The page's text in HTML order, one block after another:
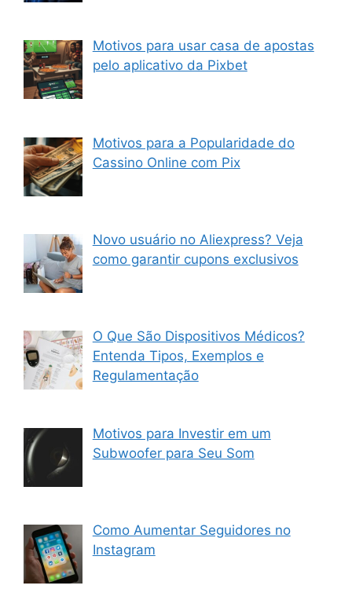
Motivos para usar casa de apostas
pelo aplicativo da Pixbet
Motivos para a Popularidade do
Cassino Online com Pix
Novo usuário no Aliexpress? Veja
como garantir cupons exclusivos
O Que São Dispositivos Médicos?
Entenda Tipos, Exemplos e
Regulamentação
Motivos para Investir em um
Subwoofer para Seu Som
Como Aumentar Seguidores no
Instagram